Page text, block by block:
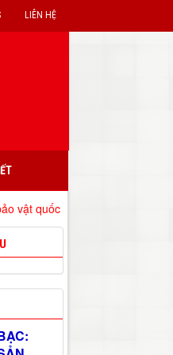
LIÊN HỆ
đã xếp hạng trên địa bàn tỉnh